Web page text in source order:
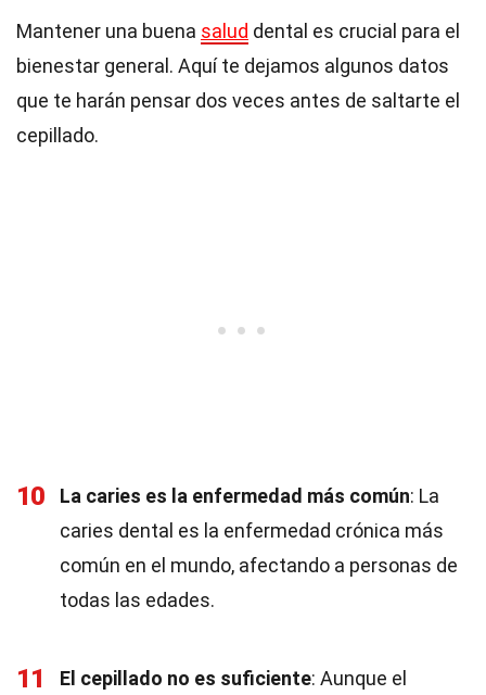
Mantener una buena salud dental es crucial para el
bienestar general. Aquí te dejamos algunos datos
que te harán pensar dos veces antes de saltarte el
cepillado.
10 La caries es la enfermedad más común: La
caries dental es la enfermedad crónica más
común en el mundo, afectando a personas de
todas las edades.
11 El cepillado no es suficiente: Aunque el